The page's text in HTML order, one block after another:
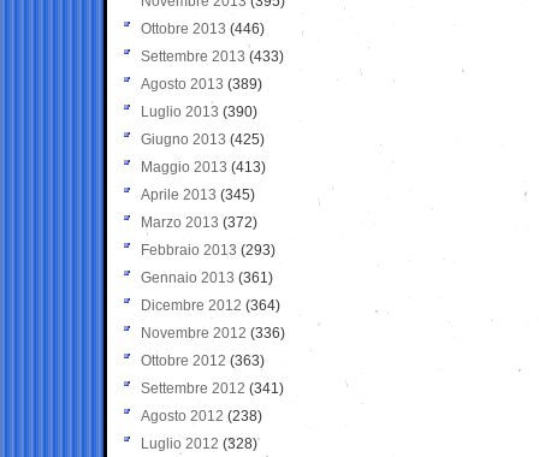
Ottobre 2013 (446)
Settembre 2013 (433)
Agosto 2013 (389)
Luglio 2013 (390)
Giugno 2013 (425)
Maggio 2013 (413)
Aprile 2013 (345)
Marzo 2013 (372)
Febbraio 2013 (293)
Gennaio 2013 (361)
Dicembre 2012 (364)
Novembre 2012 (336)
Ottobre 2012 (363)
Settembre 2012 (341)
Agosto 2012 (238)
Luglio 2012 (328)